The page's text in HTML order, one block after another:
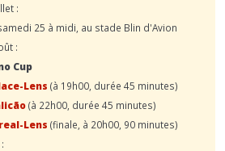
:
samedi 25 à midi, au stade Blin d'Avion
:
Cup
Lens (à 19h00, durée 45 minutes)
(à 22h00, durée 45 minutes)
Lens (finale, à 20h00, 90 minutes)